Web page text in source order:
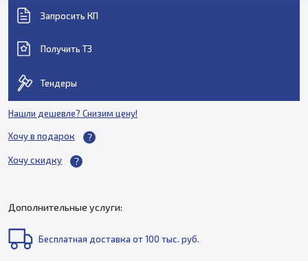
Запросить КП
Получить ТЗ
Тендеры
Нашли дешевле? Снизим цену!
Хочу в подарок
Хочу скидку
Дополнительные услуги:
Бесплатная доставка от 100 тыс. руб.